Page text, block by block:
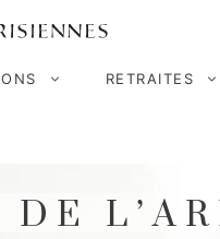
RETRAITES
DE